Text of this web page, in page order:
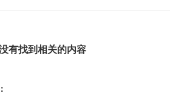
有找到相关的内容